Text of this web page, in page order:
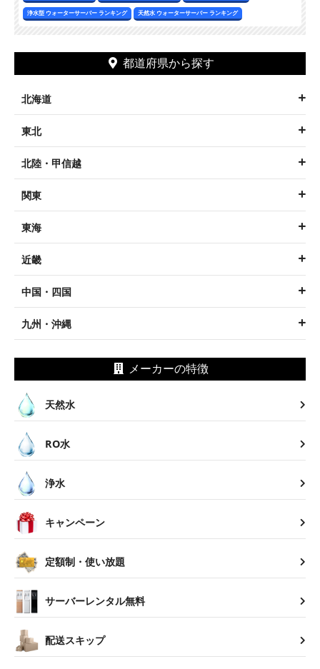
浄水型 ウォーターサーバー ランキング 天然水 ウォーターサーバー ランキング
都道府県から探す
北海道
東北
北陸・甲信越
関東
東海
近畿
中国・四国
九州・沖縄
メーカーの特徴
天然水
RO水
浄水
キャンペーン
定額制・使い放題
サーバーレンタル無料
配送スキップ